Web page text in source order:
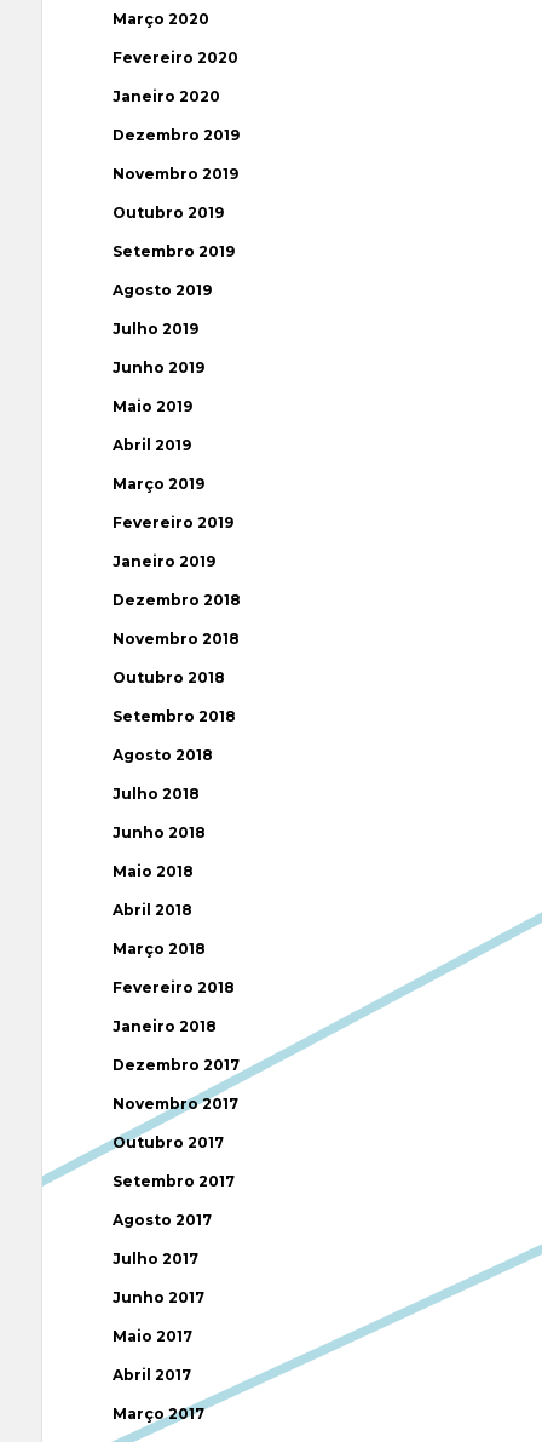
Março 2020
Fevereiro 2020
Janeiro 2020
Dezembro 2019
Novembro 2019
Outubro 2019
Setembro 2019
Agosto 2019
Julho 2019
Junho 2019
Maio 2019
Abril 2019
Março 2019
Fevereiro 2019
Janeiro 2019
Dezembro 2018
Novembro 2018
Outubro 2018
Setembro 2018
Agosto 2018
Julho 2018
Junho 2018
Maio 2018
Abril 2018
Março 2018
Fevereiro 2018
Janeiro 2018
Dezembro 2017
Novembro 2017
Outubro 2017
Setembro 2017
Agosto 2017
Julho 2017
Junho 2017
Maio 2017
Abril 2017
Março 2017